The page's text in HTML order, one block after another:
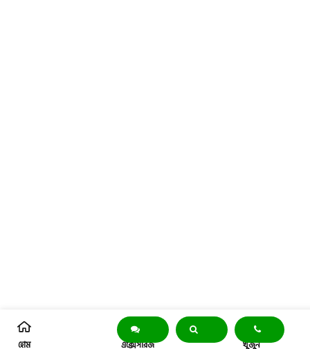
হোম এক্সেসরিজ খুঁজুন